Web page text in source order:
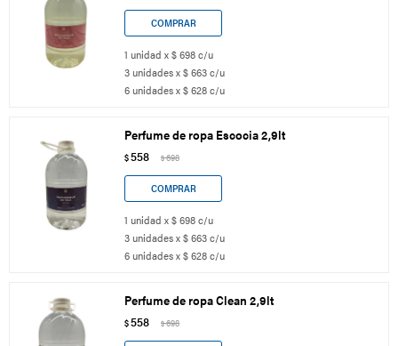
1 unidad x $ 698 c/u
3 unidades x $ 663 c/u
6 unidades x $ 628 c/u
Perfume de ropa Escocia 2,9lt
$558 $698
1 unidad x $ 698 c/u
3 unidades x $ 663 c/u
6 unidades x $ 628 c/u
Perfume de ropa Clean 2,9lt
$558 $698